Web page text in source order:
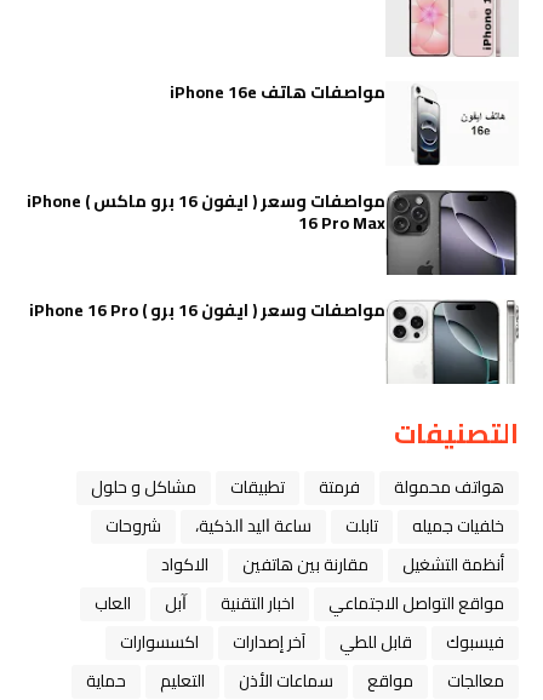
مواصفات هاتف iPhone 16e
مواصفات وسعر ( ايفون 16 برو ماكس ) iPhone
16 Pro Max
مواصفات وسعر ( ايفون 16 برو ) iPhone 16 Pro
التصنيفات
هواتف محمولة فرمتة تطبيقات
مشاكل و حلول
خلفيات جميله
تابلت ﺳﺎﻋﺔ ﺍﻟﻴﺪ ﺍﻟﺬﻛﻴﺔ،
شروحات
أنظمة التشغيل
مقارنة بين هاتفين
الاكواد
مواقع التواصل الاجتماعي
اخبار التقنية ﺁﺑﻞ
العاب
فيسبوك
قابل للطي آخر إصدارات
اكسسوارات
معالجات
مواقع سماعات الأذن التعليم
حماية